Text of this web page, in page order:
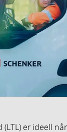
(LTL) er ideell